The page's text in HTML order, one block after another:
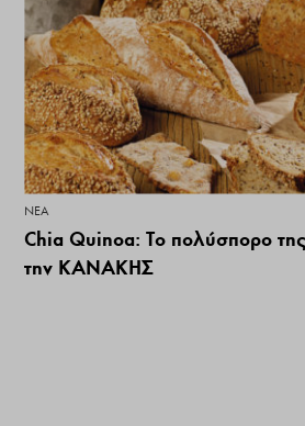
ΝΕΑ
Chia Quinoa: Το πολύσπορο
την ΚΑΝΑΚΗΣ